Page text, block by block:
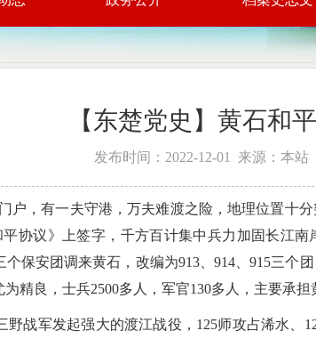
【东楚党史】黄石和
发布时间：2022-12-01 来源：
户，有一夫守港，万夫难渡之险，地理位置十
协议》上签字，千方百计集中兵力加固长江
保安团调来黄石，改编为913、914、915三个
精良，士兵2500多人，军官130多人，主要承担
军发起强大的渡江战役，125师攻占浠水、